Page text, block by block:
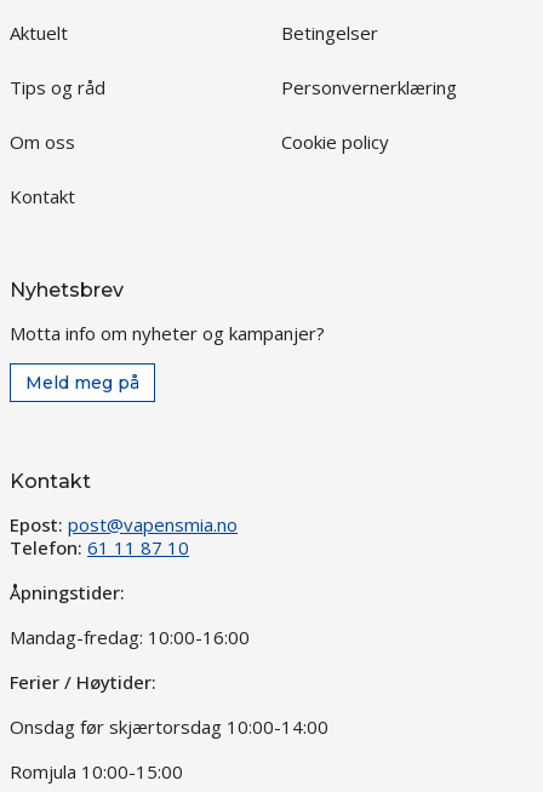
Aktuelt
Tips og råd
Om oss
Kontakt
Betingelser
Personvernerklæring
Cookie policy
Nyhetsbrev
Motta info om nyheter og kampanjer?
Meld meg på
Kontakt
Epost: post@vapensmia.no
Telefon: 61 11 87 10
Åpningstider:
Mandag-fredag: 10:00-16:00
Ferier / Høytider:
Onsdag før skjærtorsdag 10:00-14:00
Romjula 10:00-15:00